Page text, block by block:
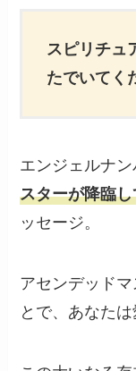
スピリチュ
たでいてく
エンジェルナ
スターが降臨
ッセージ。
アセンデッド
とで、あなた